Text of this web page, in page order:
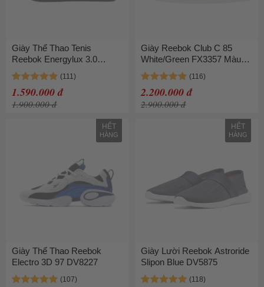
Giày Thể Thao Tenis
Reebok Energylux 3.0
GY0154 Màu Đen Size 42
1.590.000 đ
1.900.000 đ
Giày Reebok Club C 85
White/Green FX3357 Màu
Trắng Xanh
2.200.000 đ
2.900.000 đ
HẾT
HÀNG
Giày Thể Thao Reebok
Electro 3D 97 DV8227
HẾT
HÀNG
Giày Lười Reebok Astroride
Slipon Blue DV5875